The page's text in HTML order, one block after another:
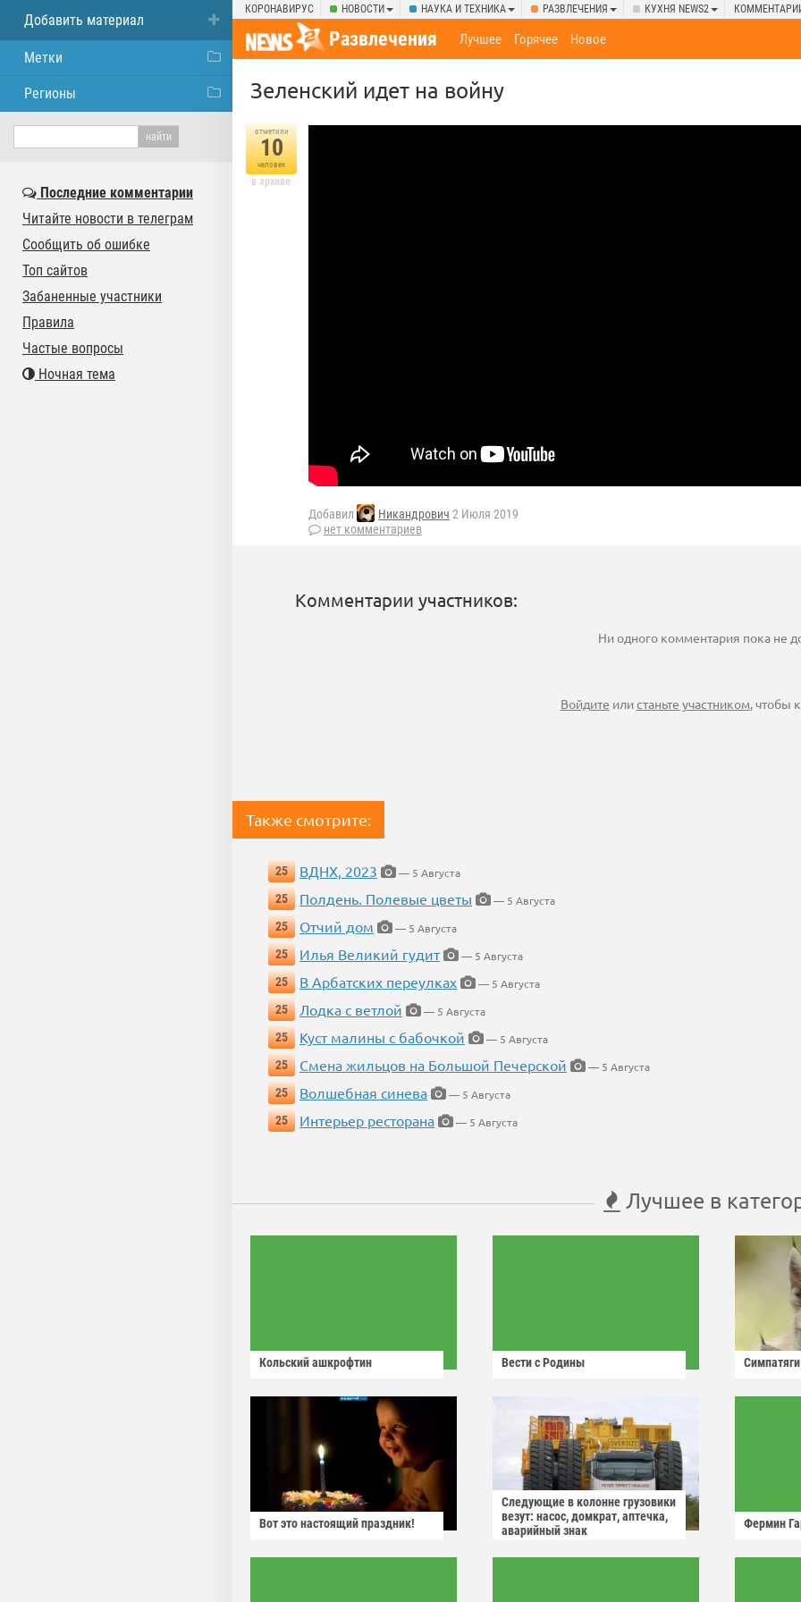
КОРОНАВИРУС НОВОСТИ НАУКА И ТЕХНИКА РАЗВЛЕЧЕНИЯ КУХНЯ NEWS2
Развлечения Лучшее Горячее Новое
Зеленский идет на войну
отметили
10
человек
в архиве
Добавил Никандрович 2 Июля 2019
нет комментариев
Комментарии участников:
Ни одного комментария пока не
Войдите илистаньте участником, чтобы
Также смотрите:
25 ВДНХ, 2023
— 5 Августа
25
Полдень. Полевые цветы
— 5 Августа
25
Отчий дом
— 5 Августа
25
Илья Великий гудит
— 5 Августа
25
В Арбатских переулках
— 5 Августа
25
Лодка с ветлой
— 5 Августа
25
Куст малины с бабочкой
— 5 Августа
25
Смена жильцов на Большой Печерской
— 5 Августа
25
Волшебная синева
— 5 Августа
25
Интерьер ресторана — 5 Августа
Лучшее в
Кольский ашкрофтин Вести с Родины Симпатяги
Вот это настоящий праздник!
Следующие в колонне грузовики
везут: насос, домкрат, аптечка,
аварийный знак
Фермин
Добавить материал
Метки
Регионы
Последние комментарии
Читайте новости в телеграм
Сообщить об ошибке
Топ сайтов
Забаненные участники
Правила
Частые вопросы
Ночная тема